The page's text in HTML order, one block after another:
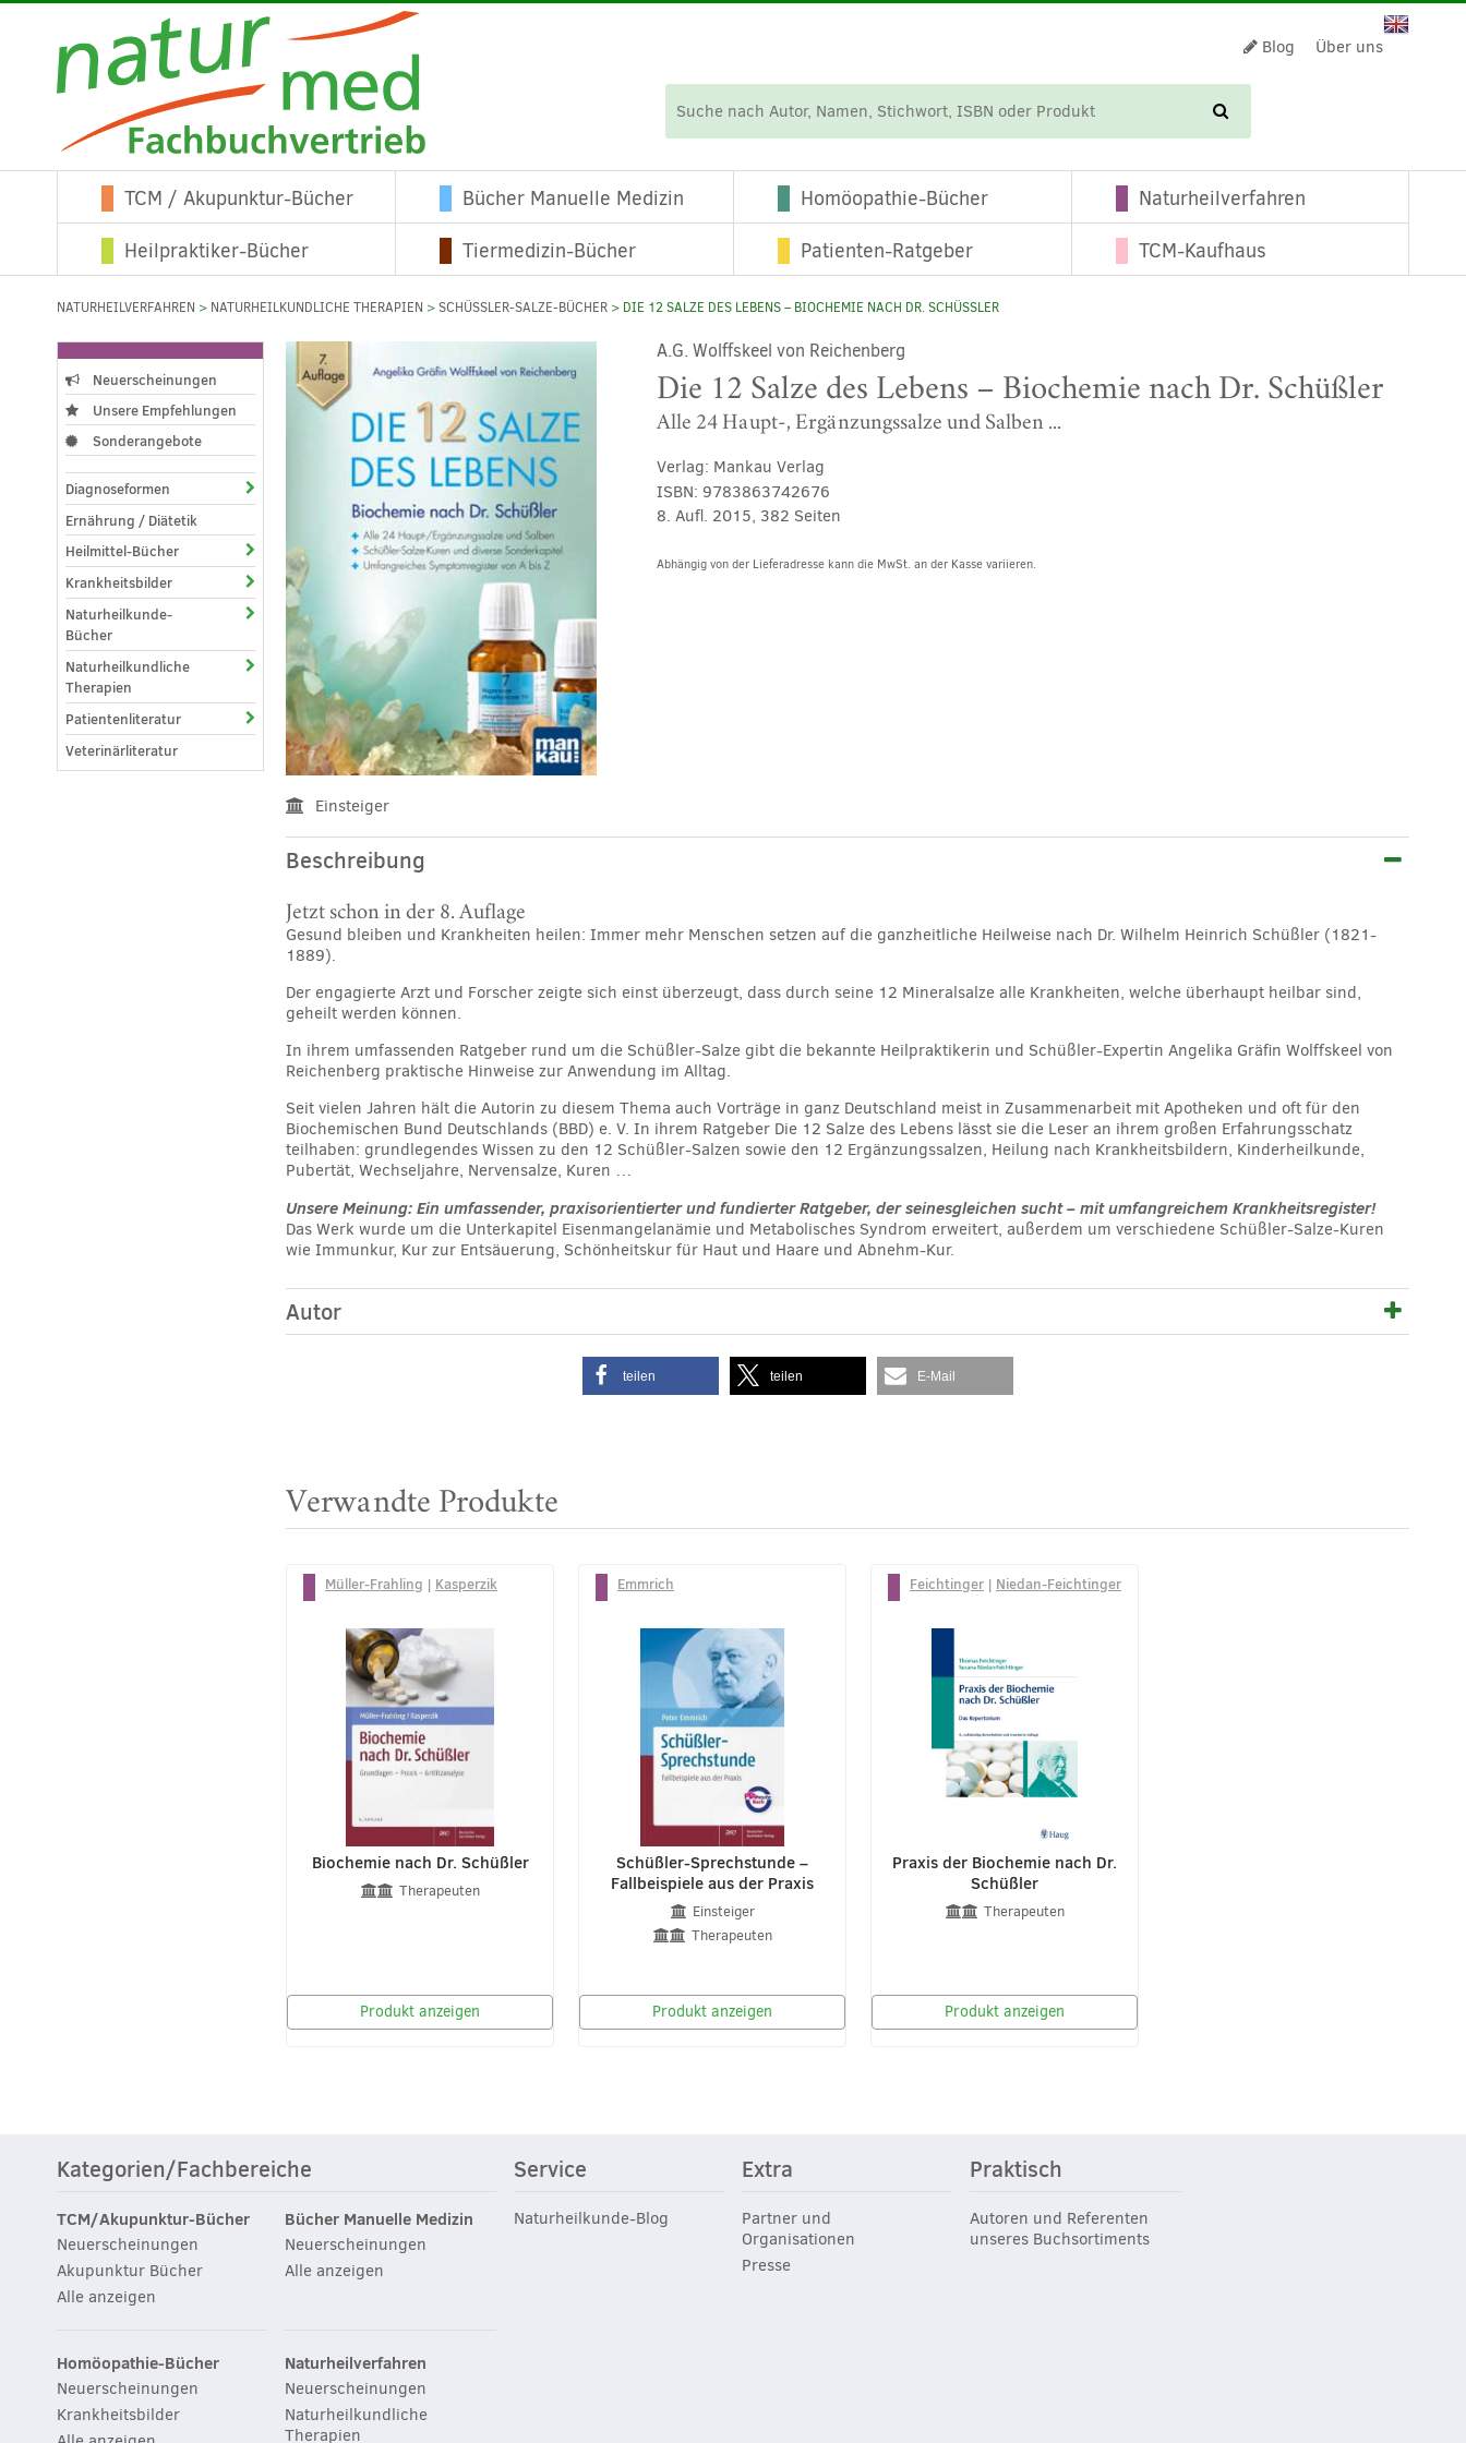
Blog Über uns
TCM / Akupunktur-Bücher Bücher Manuelle Medizin Homöopathie-Bücher
Naturheilverfahren
Heilpraktiker-Bücher
Tiermedizin-Bücher Patienten-Ratgeber TCM-Kaufhaus
NATURHEILVERFAHREN > NATURHEILKUNDLICHE THERAPIEN >SCHÜSSLER-SALZE-BÜCHER > DIE 12 SALZE DES LEBENS – BIOCHEMIE NACH DR. SCHÜSSLER
Einsteiger
A.G. Wolffskeel von Reichenberg
Die 12 Salze des Lebens – Biochemie nach Dr. Schüßler
Alle 24 Haupt-, Ergänzungssalze und Salben ...
Verlag: Mankau Verlag
ISBN: 9783863742676
8. Aufl. 2015, 382 Seiten
Abhängig von der Lieferadresse kann die MwSt. an der Kasse variieren.
Beschreibung
Jetzt schon in der 8. Auflage
Gesund bleiben und Krankheiten heilen: Immer mehr Menschen setzen auf die ganzheitliche Heilweise nach Dr. Wilhelm Heinrich Schüßler (1821-
1889).
Der engagierte Arzt und Forscher zeigte sich einst überzeugt, dass durch seine 12 Mineralsalze alle Krankheiten, welche überhaupt heilbar sind,
geheilt werden können.
In ihrem umfassenden Ratgeber rund um die Schüßler-Salze gibt die bekannte Heilpraktikerin und Schüßler-Expertin Angelika Gräfin Wolffskeel von
Reichenberg praktische Hinweise zur Anwendung im Alltag.
Seit vielen Jahren hält die Autorin zu diesem Thema auch Vorträge in ganz Deutschland meist in Zusammenarbeit mit Apotheken und oft für den
Biochemischen Bund Deutschlands (BBD) e. V. In ihrem Ratgeber Die 12 Salze des Lebens lässt sie die Leser an ihrem großen Erfahrungsschatz
teilhaben: grundlegendes Wissen zu den 12 Schüßler-Salzen sowie den 12 Ergänzungssalzen, Heilung nach Krankheitsbildern, Kinderheilkunde,
Pubertät, Wechseljahre, Nervensalze, Kuren …
Unsere Meinung: Ein umfassender, praxisorientierter und fundierter Ratgeber, der seinesgleichen sucht – mit umfangreichem Krankheitsregister!
Das Werk wurde um die Unterkapitel Eisenmangelanämie und Metabolisches Syndrom erweitert, außerdem um verschiedene Schüßler-Salze-Kuren
wie Immunkur, Kur zur Entsäuerung, Schönheitskur für Haut und Haare und Abnehm-Kur.
Autor
teilen teilen E-Mail
Verwandte Produkte
Müller-Frahling | Kasperzik
Biochemie nach Dr. Schüßler
Therapeuten
Produkt anzeigen
Emmrich
Schüßler-Sprechstunde –
Fallbeispiele aus der Praxis
Einsteiger
Therapeuten
Produkt anzeigen
Feichtinger | Niedan-Feichtinger
Praxis der Biochemie nach Dr.
Schüßler
Therapeuten
Produkt anzeigen
Neuerscheinungen
Unsere Empfehlungen
Sonderangebote
Diagnoseformen
Ernährung / Diätetik
Heilmittel-Bücher
Krankheitsbilder
Naturheilkunde-
Bücher
Naturheilkundliche
Therapien
Patientenliteratur
Veterinärliteratur
Kategorien/Fachbereiche
TCM/Akupunktur-Bücher
Neuerscheinungen
Akupunktur Bücher
Alle anzeigen
Bücher Manuelle Medizin
Neuerscheinungen
Alle anzeigen
Homöopathie-Bücher
Neuerscheinungen
Krankheitsbilder
Naturheilverfahren
Neuerscheinungen
Naturheilkundliche
Therapien
Service
Naturheilkunde-Blog
Extra
Partner und
Organisationen
Presse
Praktisch
Autoren und Referenten
unseres Buchsortiments